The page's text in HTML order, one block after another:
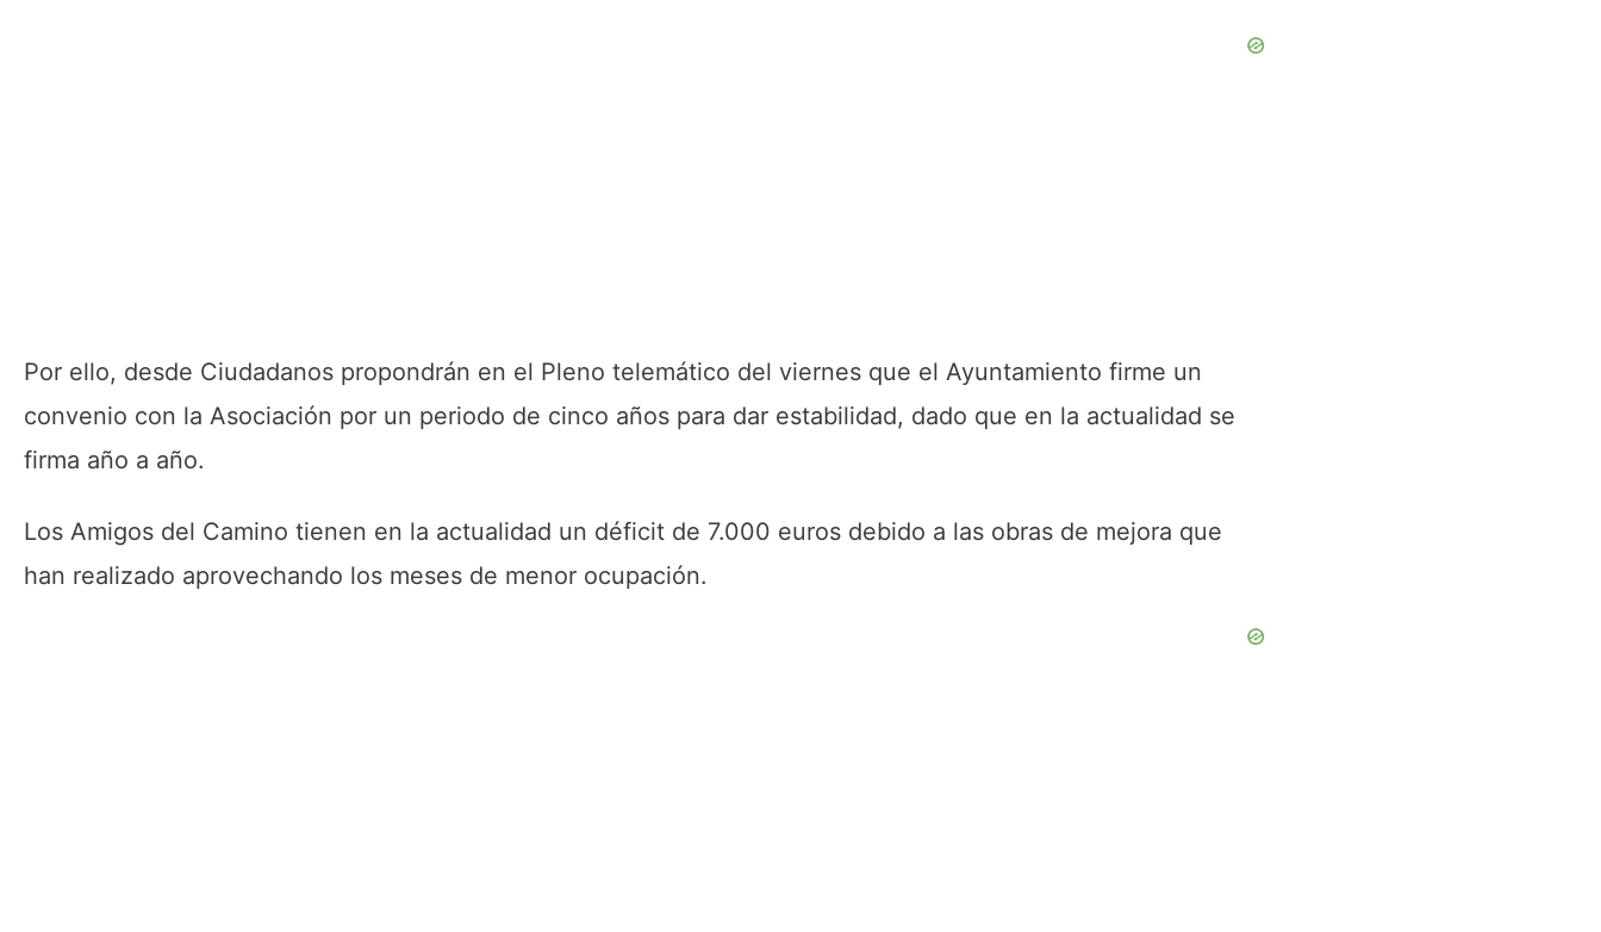
Por ello, desde Ciudadanos propondrán en el Pleno telemático del viernes que el Ayuntamiento firme un
convenio con la Asociación por un periodo de cinco años para dar estabilidad, dado que en la actualidad se
firma año a año.
Los Amigos del Camino tienen en la actualidad un déficit de 7.000 euros debido a las obras de mejora que
han realizado aprovechando los meses de menor ocupación.